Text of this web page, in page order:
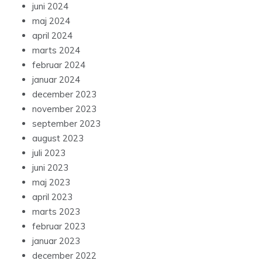
juni 2024
maj 2024
april 2024
marts 2024
februar 2024
januar 2024
december 2023
november 2023
september 2023
august 2023
juli 2023
juni 2023
maj 2023
april 2023
marts 2023
februar 2023
januar 2023
december 2022